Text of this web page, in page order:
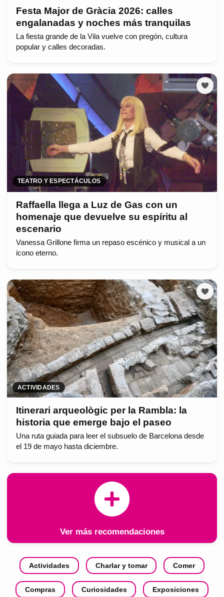
Festa Major de Gràcia 2026: calles
engalanadas y noches más tranquilas
La fiesta grande de la Vila vuelve con pregón, cultura
popular y calles decoradas.
TEATRO Y ESPECTÁCULOS
Raffaella llega a Luz de Gas con un
homenaje que devuelve su espíritu al
escenario
Vanessa Grillone firma un repaso escénico y musical a un
icono eterno.
ACTIVIDADES
Itinerari arqueològic per la Rambla: la
historia que emerge bajo el paseo
Una ruta guiada para leer el subsuelo de Barcelona desde
el 19 de mayo hasta diciembre.
Ver más recomendaciones
Actividades Charlar y tomar Comer
Compras Curiosidades Exposiciones